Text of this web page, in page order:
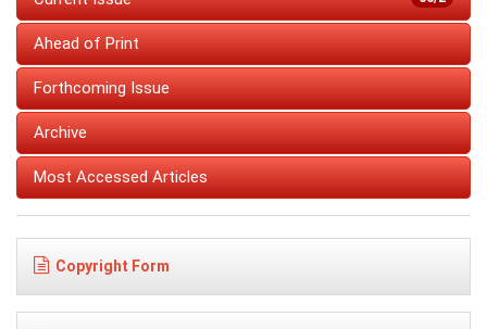
Ahead of Print
Forthcoming Issue
Archive
Most Accessed Articles
Copyright Form